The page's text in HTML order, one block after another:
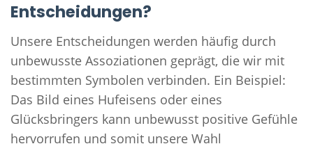
Entscheidungen?
Unsere Entscheidungen werden häufig durch
unbewusste Assoziationen geprägt, die wir mit
bestimmten Symbolen verbinden. Ein Beispiel:
Das Bild eines Hufeisens oder eines
Glücksbringers kann unbewusst positive Gefühle
hervorrufen und somit unsere Wahl